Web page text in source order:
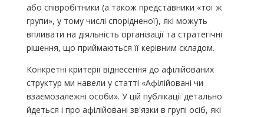
або співробітники (а також представники «тої ж
групи», у тому числі спорідненої), які можуть
впливати на діяльність організації та стратегічні
рішення, що приймаються її керівним складом.
Конкретні критерії віднесення до афілійованих
структур ми навели у статті «Афілійовані чи
взаємозалежні особи». У цій публікації детально
йдеться і про афілійовані зв'язки в групі осіб, які